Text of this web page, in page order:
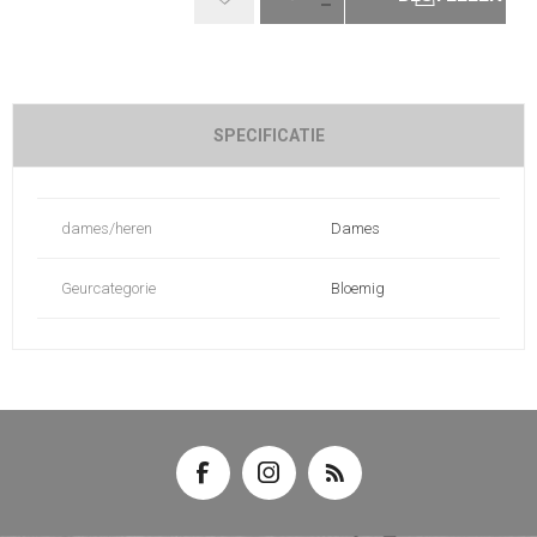
SPECIFICATIE
dames/heren Dames
Geurcategorie Bloemig